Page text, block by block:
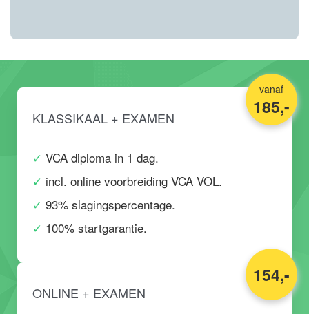
vanaf
185,-
KLASSIKAAL + EXAMEN
VCA diploma in 1 dag.
incl. online voorbreiding VCA VOL.
93% slagingspercentage.
100% startgarantie.
154,-
ONLINE + EXAMEN